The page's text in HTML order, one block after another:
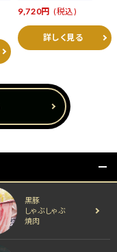
9,720円 (税込)
詳しく見る
黒豚
しゃぶしゃぶ
焼肉